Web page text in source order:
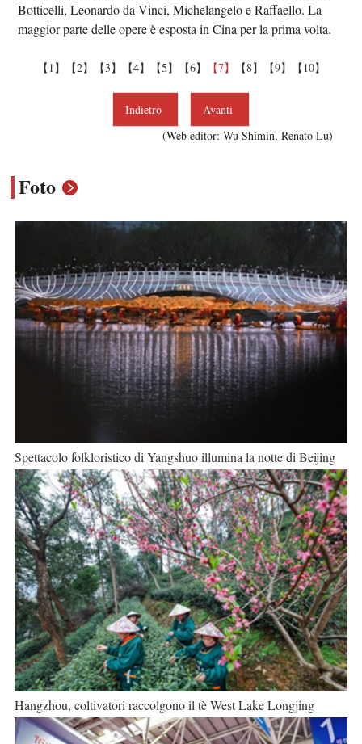
Botticelli, Leonardo da Vinci, Michelangelo e Raffaello. La
maggior parte delle opere è esposta in Cina per la prima volta.
【1】 【2】 【3】 【4】 【5】 【6】 【7】 【8】 【9】 【10】
Indietro
Avanti
(Web editor: Wu Shimin, Renato Lu)
Foto
Spettacolo folkloristico di Yangshuo illumina la notte di Beijing
Hangzhou, coltivatori raccolgono il tè West Lake Longjing